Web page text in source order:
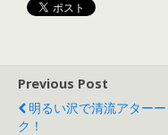
Previous Post
明るい沢で清流アターー
ク！